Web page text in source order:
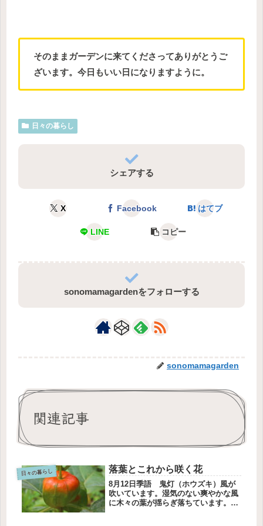
そのままガーデンに来てくださってありがとうご
ざいます。今日もいい日になりますように。
日々の暮らし
シェアする
X Facebook はてブ
LINE コピー
sonomamagardenをフォローする
sonomamagarden
関連記事
日々の暮らし 落葉とこれから咲く花
8月12日季語 鬼灯（ホウズキ）風が
吹いています。湿気のない爽やかな風
に木々の葉が揺らぎ落ちています。柏